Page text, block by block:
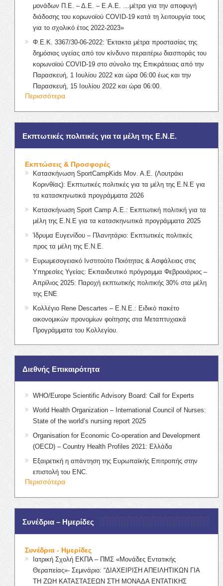
μονάδων Π.Ε. – Δ.Ε. – Ε.Α.Ε. …μέτρα για την αποφυγή
διάδοσης του κορωνοϊού COVID-19 κατά τη λειτουργία τους
για το σχολικό έτος 2022-2023»
Φ.Ε.Κ. 3367/30-06-2022: Έκτακτα μέτρα προστασίας της
δημόσιας υγείας από τον κίνδυνο περαιτέρω διασποράς του
κορωνοϊού COVID-19 στο σύνολο της Επικράτειας από την
Παρασκευή, 1 Ιουλίου 2022 και ώρα 06:00 έως και την
Παρασκευή, 15 Ιουλίου 2022 και ώρα 06:00.
Περισσότερα
Εκπτωτικές πολιτικές για τα μέλη της Ε.Ν.Ε.
Εκπτώσεις & Προσφορές
Κατασκήνωση SportCampKids Μον. Α.Ε. (Λουτράκι
Κορινθίας): Εκπτωτικές πολιτικές για τα μέλη της Ε.Ν.Ε για
τα κατασκηνωτικά προγράμματα 2026
Κατασκήνωση Sport Camp Α.Ε.: Εκπτωτική πολιτική για τα
μέλη της Ε.Ν.Ε για τα κατασκηνωτικά προγράμματα 2025
Ίδρυμα Ευγενίδου – Πλανητάριο: Εκπτωτικές πολιτικές
προς τα μέλη της Ε.Ν.Ε.
Ευρωμεσογειακό Ινστιτούτο Ποιότητας & Ασφάλειας στις
Υπηρεσίες Υγείας: Εκπαιδευτικό πρόγραμμα Φεβρουάριος –
Απρίλιος 2025: Παροχή εκπτωτικής πολιτικής 30% στα μέλη
της ΕΝΕ
Κολλέγιο Rene Descartes – Ε.Ν.Ε.: Ειδικό πακέτο
οικονομικών προνομίων φοίτησης στα Μεταπτυχιακά
Προγράμματα του Κολλεγίου.
Διεθνής Επικαιρότητα
WHO/Europe Scientific Advisory Board: Call for Experts
World Health Organization – International Council of Nurses:
State of the world’s nursing report 2025
Organisation for Economic Co-operation and Development
(OECD) – Country Health Profiles 2021: Ελλάδα
Εξαιρετική η απάντηση της Ευρωπαϊκής Επιτροπής στην
επιστολή του ENC.
Περισσότερα
Συνέδρια – Ημερίδες
Συνέδρια - Ημερίδες
Ιατρική Σχολή ΕΚΠΑ – ΠΜΣ «Μονάδες Εντατικής
Θεραπείας»- Σεμινάριο: “ΔΙΑΧΕΙΡΙΣΗ ΑΠΕΙΛΗΤΙΚΩΝ ΓΙΑ
ΤΗ ΖΩΗ ΚΑΤΑΣΤΑΣΕΩΝ ΣΤΗ ΜΟΝΑΔΑ ΕΝΤΑΤΙΚΗΣ